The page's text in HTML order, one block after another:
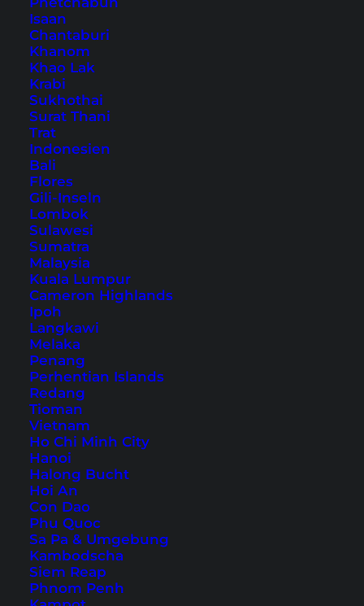
Isaan
Chantaburi
Khanom
Khao Lak
Krabi
Sukhothai
Surat Thani
Trat
Indonesien
Bali
Flores
Gili-Inseln
Lombok
Sulawesi
Sumatra
Malaysia
Kuala Lumpur
Cameron Highlands
Ipoh
Langkawi
Melaka
Penang
Perhentian Islands
Redang
Tioman
Vietnam
Ho Chi Minh City
Hanoi
Halong Bucht
Hoi An
Con Dao
Phu Quoc
Sa Pa & Umgebung
Kambodscha
Siem Reap
Phnom Penh
Koh Phangan – ein Tag am
Bottle Beach
Ein Ausflug zu einem der schönsten Strände von
Koh Phangan. Auch ein traumhafter Viewpoint
befindet sich hier.